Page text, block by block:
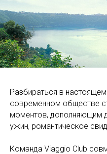
Разбираться в
современном обществе
моментов, дополняющим
ужин, романтическое
Команда Viaggio Club